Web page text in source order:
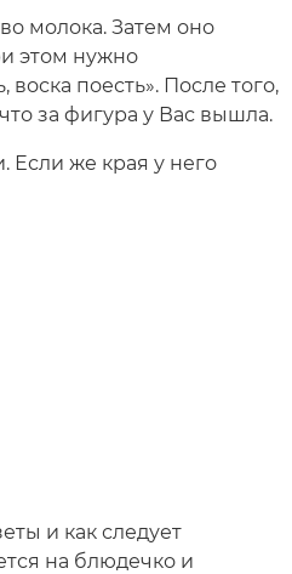
молока. Затем оно
этом нужно
поесть». После того,
за фигура у Вас вышла.
Если же края у него
и как следует
на блюдечко и